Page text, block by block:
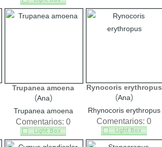
Trupanea amoena
(Ana)
Trupanea amoena
Comentarios: 0
Rynocoris erythropus
(Ana)
Rhynocoris erythropus
Comentarios: 0